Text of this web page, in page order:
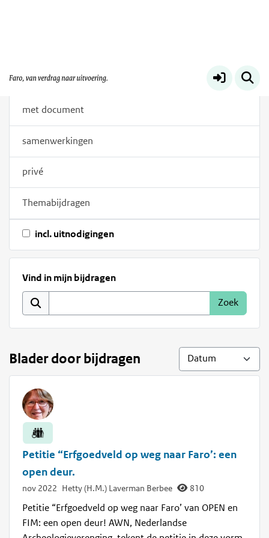
alles
met document
samenwerkingen
privé
Themabijdragen
incl. uitnodigingen
Vind in mijn bijdragen
Blader door bijdragen
Petitie “Erfgoedveld op weg naar Faro’: een
open deur.
nov 2022 Hetty (H.M.) Laverman Berbee 810
Petitie “Erfgoedveld op weg naar Faro’ van OPEN en
FIM: een open deur! AWN, Nederlandse